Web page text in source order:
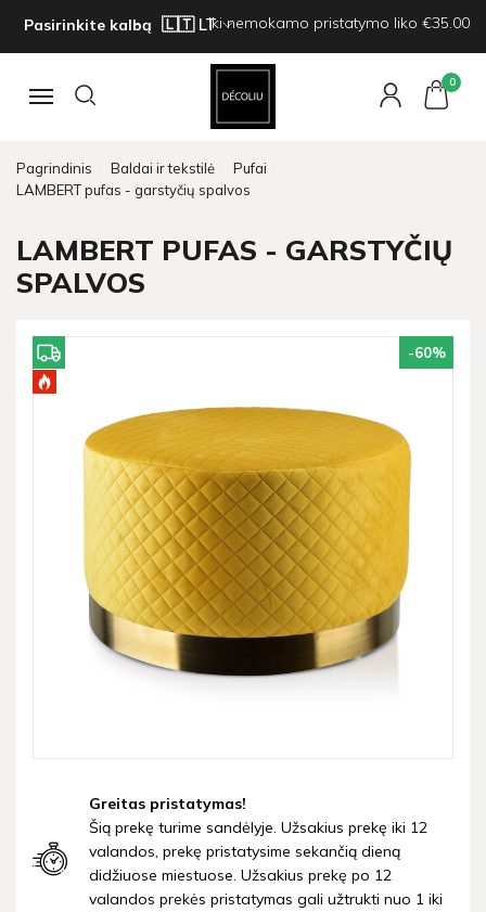
Pasirinkite kalbą Iki nemokamo pristatymo liko €35.00
Navigacija
0
Pagrindinis Baldai ir tekstilė
Pufai
LAMBERT pufas - garstyčių spalvos
LAMBERT PUFAS - GARSTYČIŲ
SPALVOS
-60%
Greitas pristatymas!
Šią prekę turime sandėlyje. Užsakius prekę iki 12
valandos, prekę pristatysime sekančią dieną
didžiuose miestuose. Užsakius prekę po 12
valandos prekės pristatymas gali užtrukti nuo 1 iki